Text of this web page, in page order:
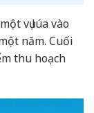
vụ lúa vào
năm. Cuối
thu hoạch